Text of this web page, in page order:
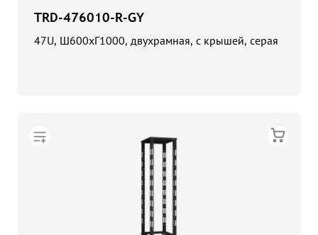
TRD-476010-R-GY
47U, Ш600хГ1000, двухрамная, с крышей, серая